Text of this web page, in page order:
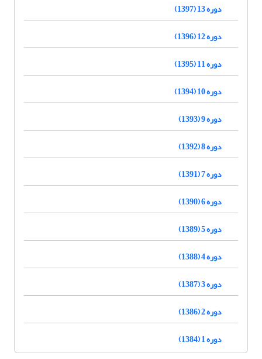
دوره 13 (1397)
دوره 12 (1396)
دوره 11 (1395)
دوره 10 (1394)
دوره 9 (1393)
دوره 8 (1392)
دوره 7 (1391)
دوره 6 (1390)
دوره 5 (1389)
دوره 4 (1388)
دوره 3 (1387)
دوره 2 (1386)
دوره 1 (1384)